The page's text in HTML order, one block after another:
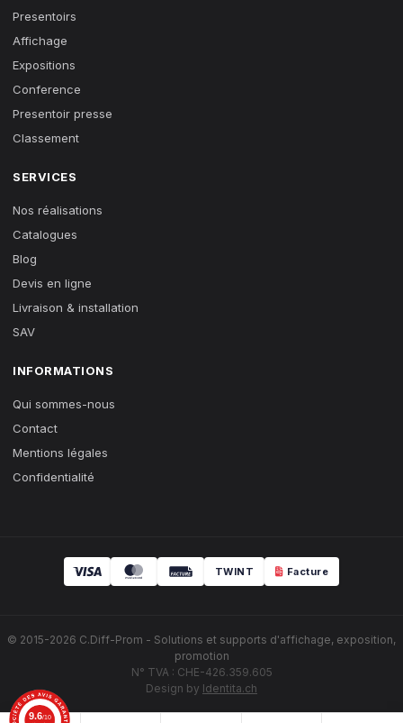
Presentoirs
Affichage
Expositions
Conference
Presentoir presse
Classement
SERVICES
Nos réalisations
Catalogues
Blog
Devis en ligne
Livraison & installation
SAV
INFORMATIONS
Qui sommes-nous
Contact
Mentions légales
Confidentialité
TWINT Facture
© 2015-2026 C.Diff-Prom - Solutions et supports d'affichage, exposition,
promotion
N° TVA : CHE-426.359.605
Design by Identita.ch
9.6/10